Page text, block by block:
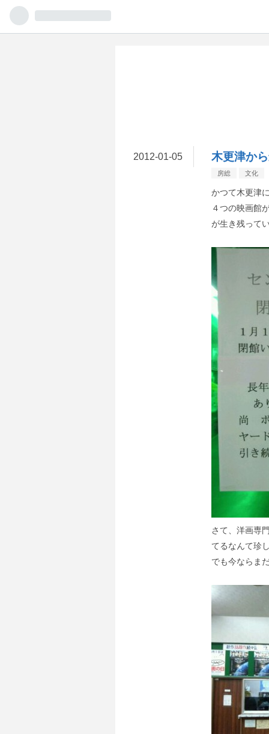
2012-01-05 木更津か
房総 文化
かつて木更津
４つの映画館
が生き残って
さて、洋画専
てるなんて珍
でも今ならま